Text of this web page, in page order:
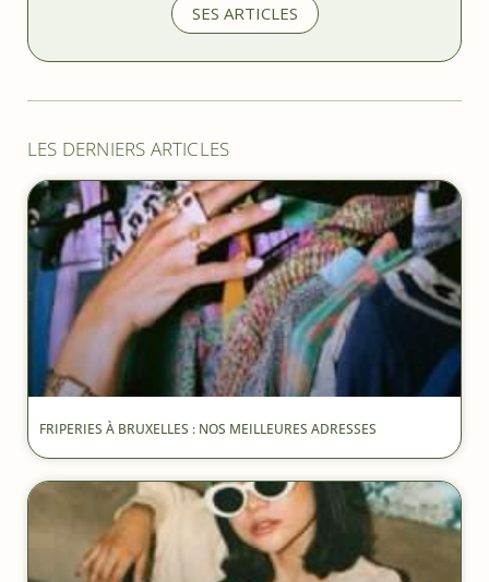
SES ARTICLES
LES DERNIERS ARTICLES
FRIPERIES À BRUXELLES : NOS MEILLEURES ADRESSES